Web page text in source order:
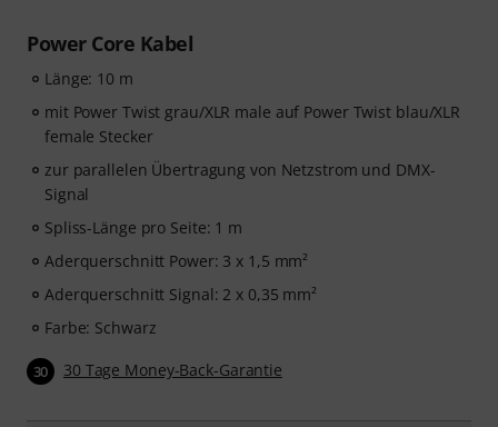
Power Core Kabel
Länge: 10 m
mit Power Twist grau/XLR male auf Power Twist blau/XLR
female Stecker
zur parallelen Übertragung von Netzstrom und DMX-
Signal
Spliss-Länge pro Seite: 1 m
Aderquerschnitt Power: 3 x 1,5 mm²
Aderquerschnitt Signal: 2 x 0,35 mm²
Farbe: Schwarz
30 30 Tage Money-Back-Garantie